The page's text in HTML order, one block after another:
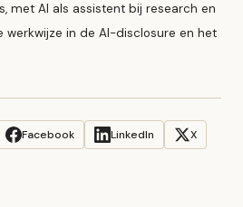
met AI als assistent bij research en
werkwijze in de AI-disclosure en het
Facebook LinkedIn
X